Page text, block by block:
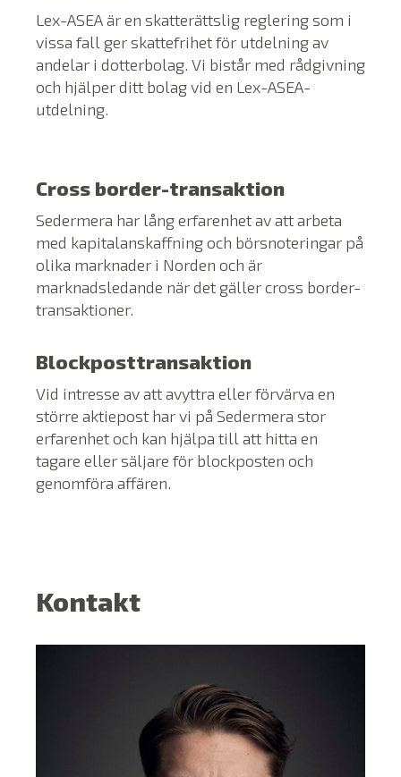
Lex-ASEA är en skatterättslig reglering som i
vissa fall ger skattefrihet för utdelning av
andelar i dotterbolag. Vi bistår med rådgivning
och hjälper ditt bolag vid en Lex-ASEA-
utdelning.
Cross border-transaktion
Sedermera har lång erfarenhet av att arbeta
med kapitalanskaffning och börsnoteringar på
olika marknader i Norden och är
marknadsledande när det gäller cross border-
transaktioner.
Blockposttransaktion
Vid intresse av att avyttra eller förvärva en
större aktiepost har vi på Sedermera stor
erfarenhet och kan hjälpa till att hitta en
tagare eller säljare för blockposten och
genomföra affären.
Kontakt